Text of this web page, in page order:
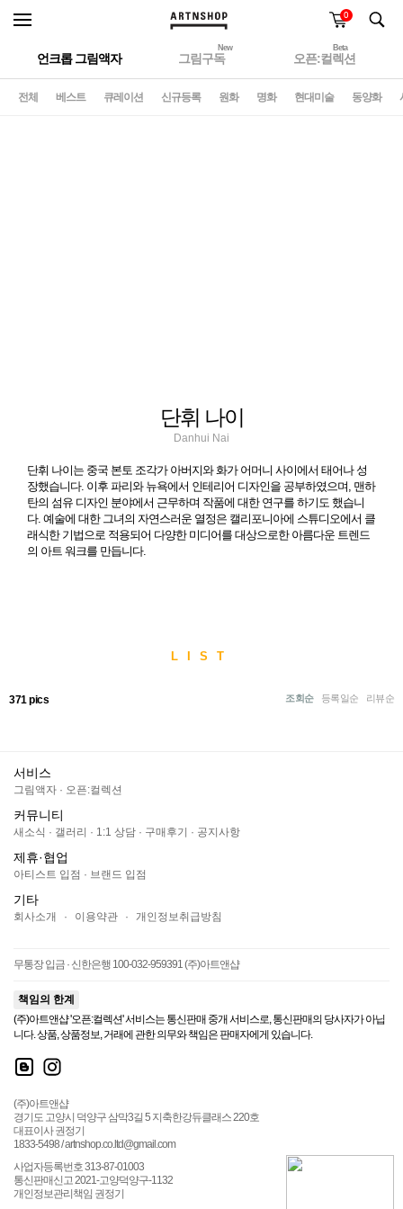
0
언크롭 그림액자
New
그림구독
Beta
오픈:컬렉션
전체 베스트 큐레이션 신규등록 원화 명화 현대미술 동양화
단휘 나이
Danhui Nai
단휘 나이는 중국 본토 조각가 아버지와 화가 어머니 사이에서 태어나 성
장했습니다. 이후 파리와 뉴욕에서 인테리어 디자인을 공부하였으며, 맨하
탄의 섬유 디자인 분야에서 근무하며 작품에 대한 연구를 하기도 했습니
다. 예술에 대한 그녀의 자연스러운 열정은 캘리포니아에 스튜디오에서 클
래식한 기법으로 적용되어 다양한 미디어를 대상으로한 아름다운 트렌드
의 아트 워크를 만듭니다.
LIST
371 pics 조회순 등록일순 리뷰순
서비스
그림액자 · 오픈:컬렉션
커뮤니티
새소식 · 갤러리 · 1:1 상담 · 구매후기 · 공지사항
제휴·협업
아티스트 입점 · 브랜드 입점
기타
회사소개 · 이용약관 · 개인정보취급방침
무통장 입금 · 신한은행 100-032-959391 (주)아트앤샵
책임의 한계
(주)아트앤샵 '오픈:컬렉션' 서비스는 통신판매 중개 서비스로, 통신판매의 당사자가 아닙
니다. 상품, 상품정보, 거래에 관한 의무와 책임은 판매자에게 있습니다.
(주)아트앤샵
경기도 고양시 덕양구 삼막3길 5 지축한강듀클래스 220호
대표이사 권정기
1833-5498 / artnshop.co.ltd@gmail.com
사업자등록번호 313-87-01003
통신판매신고 2021-고양덕양구-1132
개인정보관리책임 권정기